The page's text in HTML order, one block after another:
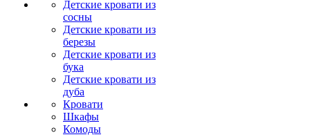
Детские кровати из
сосны
Детские кровати из
березы
Детские кровати из
бука
Детские кровати из
дуба
Кровати
Шкафы
Комоды